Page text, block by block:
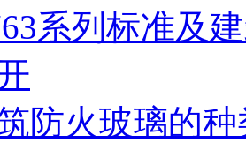
系列标准及
防火玻璃的